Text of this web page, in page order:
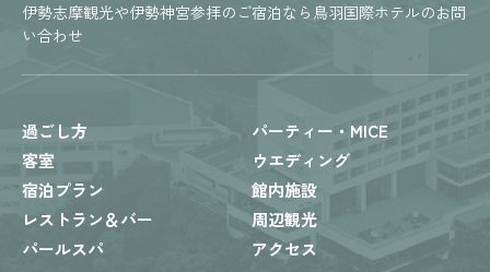
伊勢志摩観光や伊勢神宮参拝のご宿泊なら鳥羽国際ホテルのお問
い合わせ
過ごし方
客室
宿泊プラン
レストラン＆バー
パールスパ
パーティー・MICE
ウエディング
館内施設
周辺観光
アクセス